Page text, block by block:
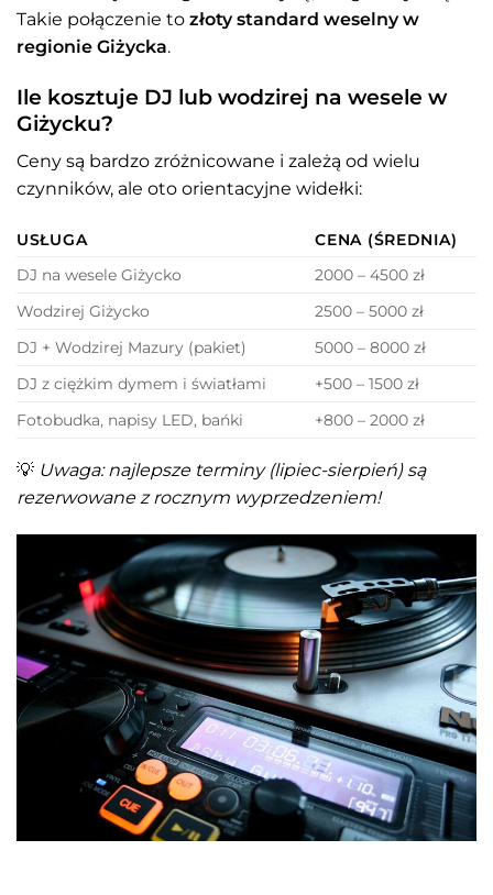
Takie połączenie to złoty standard weselny w
regionie Giżycka.
Ile kosztuje DJ lub wodzirej na wesele w
Giżycku?
Ceny są bardzo zróżnicowane i zależą od wielu
czynników, ale oto orientacyjne widełki:
USŁUGA
CENA (ŚREDNIA)
DJ na wesele Giżycko
2000 – 4500 zł
Wodzirej Giżycko
2500 – 5000 zł
DJ + Wodzirej Mazury (pakiet)
5000 – 8000 zł
DJ z ciężkim dymem i światłami
+500 – 1500 zł
Fotobudka, napisy LED, bańki
+800 – 2000 zł
💡 Uwaga: najlepsze terminy (lipiec-sierpień) są
rezerwowane z rocznym wyprzedzeniem!